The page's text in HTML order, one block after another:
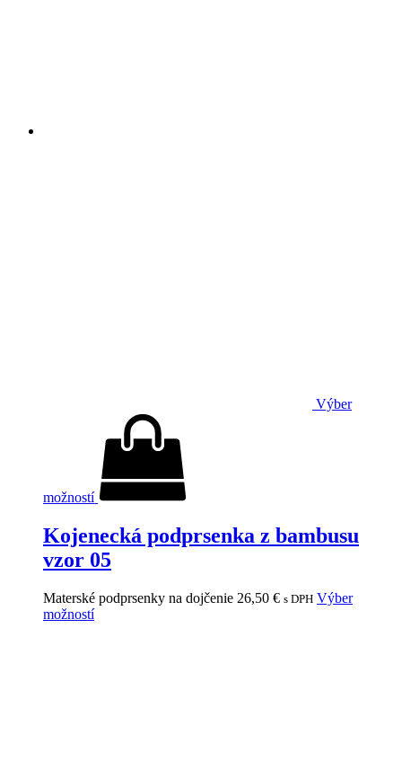
Výber
možností
Kojenecká podprsenka z bambusu
vzor 05
Materské podprsenky na dojčenie 26,50 € s DPH Výber
možností